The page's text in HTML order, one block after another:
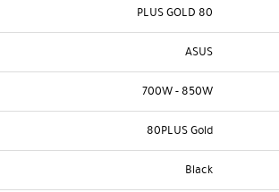
80 PLUS GOLD
ASUS
700W - 850W
80PLUS Gold
Black